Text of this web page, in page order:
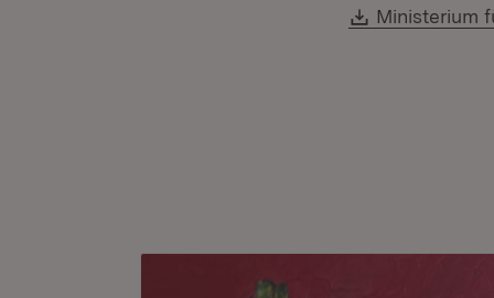
Download:
Ministerium